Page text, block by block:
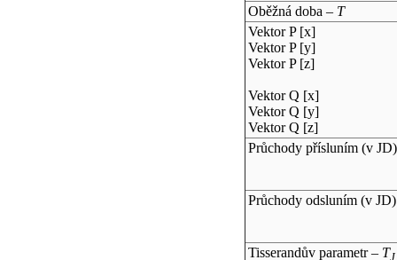
Oběžná doba – T
Vektor P [x]
Vektor P [y]
Vektor P [z]
Vektor Q [x]
Vektor Q [y]
Vektor Q [z]
Průchody přísluním (v JD)
Průchody odsluním (v JD)
Tisserandův parametr – TJ